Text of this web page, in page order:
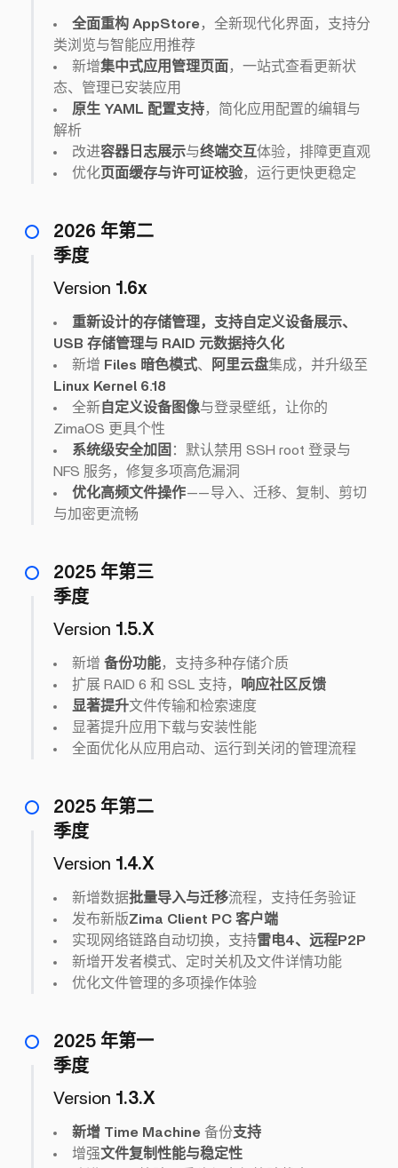
全面重构 AppStore ，全新现代化界面，支持分
类浏览与智能应用推荐
新增集中式应用管理页面 ，一站式查看更新状
态、管理已安装应用
原生 YAML 配置支持，简化应用配置的编辑与
解析
改进容器日志展示与终端交互体验，排障更直观
优化页面缓存与许可证校验，运行更快更稳定
2026 年第二
季度
Version 1.6x
重新设计的存储管理，支持自定义设备展示、
USB 存储管理与 RAID 元数据持久化
新增 Files 暗色模式、 阿里云盘集成，并升级至
Linux Kernel 6.18
全新 自定义设备图像与登录壁纸，让你的
ZimaOS 更具个性
系统级安全加固 ：默认禁用 SSH root 登录与
NFS 服务，修复多项高危漏洞
优化高频文件操作——导入、迁移、复制、剪切
与加密更流畅
2025 年第三
季度
Version 1.5.X
新增 备份功能，支持多种存储介质
扩展 RAID 6 和 SSL 支持，
响应社区反馈
显著提升文件传输和检索速度
显著提升应用下载与安装性能
全面优化从应用启动、运行到关闭的管理流程
2025 年第二
季度
Version 1.4.X
新增数据批量导入与迁移流程，支持任务验证
发布新版Zima Client PC 客户端
实现网络链路自动切换，支持雷电4、远程P2P
新增开发者模式、定时关机及文件详情功能
优化文件管理的多项操作体验
2025 年第一
季度
Version 1.3.X
新增 Time Machine 备份支持
增强文件复制性能与稳定性